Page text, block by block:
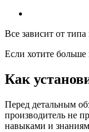
Все зависит от
Если хотите
Как
Перед детальным
производитель не
навыками и